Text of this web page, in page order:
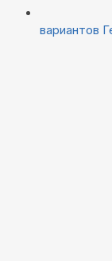
вариантов